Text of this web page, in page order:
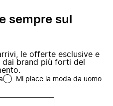
sempre sul
le offerte esclusive e
brand più forti del
Mi piace la moda da uomo